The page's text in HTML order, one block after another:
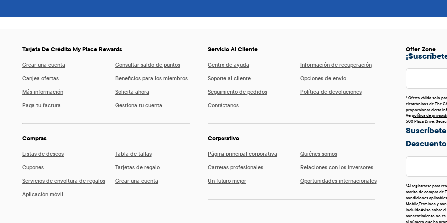
Tarjeta De Crédito My Place Rewards
Crear una cuenta
Consultar saldo de puntos
Canjea ofertas
Beneficios para los miembros
Más información
Solicita ahora
Paga tu factura
Gestiona tu cuenta
Compras
Listas de deseos
Tabla de tallas
Cupones
Tarjetas de regalo
Servicios de envoltura de regalos
Crear una cuenta
Aplicación móvil
Servicio Al Cliente
Centro de ayuda
Información de recuperación
Soporte al cliente
Opciones de envío
Seguimiento de pedidos
Política de devoluciones
Contáctanos
Corporativo
Página principal corporativa
Quiénes somos
Carreras profesionales
Relaciones con los inversores
Un futuro mejor
Oportunidades internacionales
Offer Zone
* Oferta válida solo
electrónicos de The
proporcionar cierta
Verpolítica de
500 Plaza Drive,
Suscríbete
*Al registrarse para
carrito de compra de
condiciones
Mobile,Términos y
incluidoAviso sobre
consentimiento no es
al número que ha